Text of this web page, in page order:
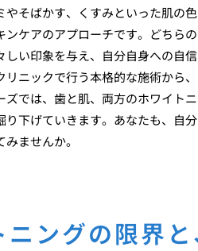
やそばかす、くすみといった肌の
ンケアのアプローチです。どちら
い印象を与え、自分自身への自
リニックで行う本格的な施術から
ズでは、歯と肌、両方のホワイト
下げていきます。あなたも、自
ませんか。
ングの限界